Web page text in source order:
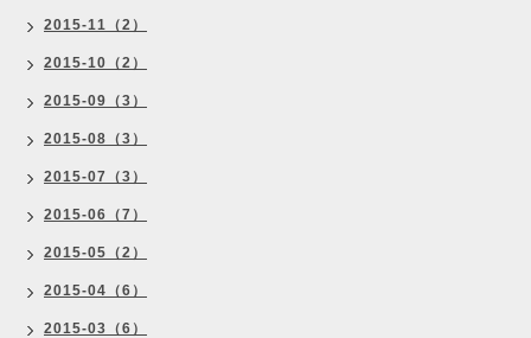
2015-11（2）
2015-10（2）
2015-09（3）
2015-08（3）
2015-07（3）
2015-06（7）
2015-05（2）
2015-04（6）
2015-03（6）